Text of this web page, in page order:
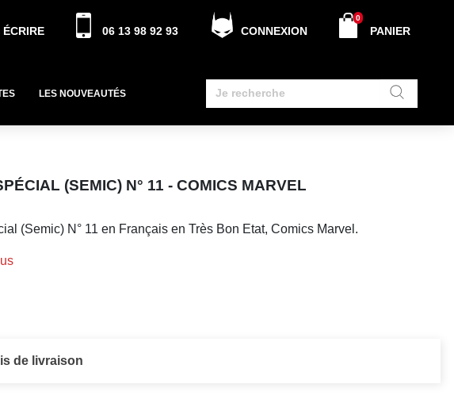
ÉCRIRE 06 13 98 92 93 CONNEXION PANIER
0
LES NOUVEAUTÉS
(SEMIC) N° 11 - COMICS MARVEL
(Semic) N° 11 en Français en Très Bon Etat, Comics Marvel.
de livraison